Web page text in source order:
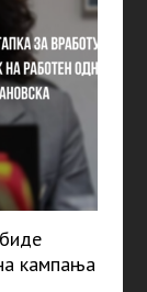
кампања